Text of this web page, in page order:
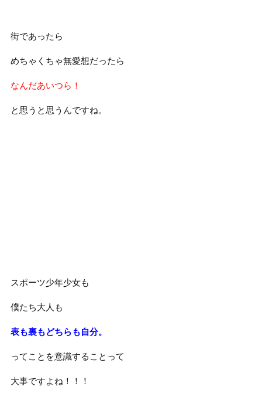
街であったら
めちゃくちゃ無愛想だったら
なんだあいつら！
と思うと思うんですね。
スポーツ少年少女も
僕たち大人も
表も裏もどちらも自分。
ってことを意識することって
大事ですよね！！！